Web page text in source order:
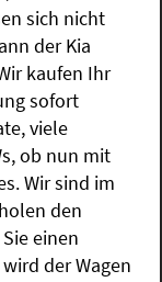
sich nicht
der Kia
kaufen Ihr
sofort
viele
ob nun mit
Wir sind im
den
einen
der Wagen